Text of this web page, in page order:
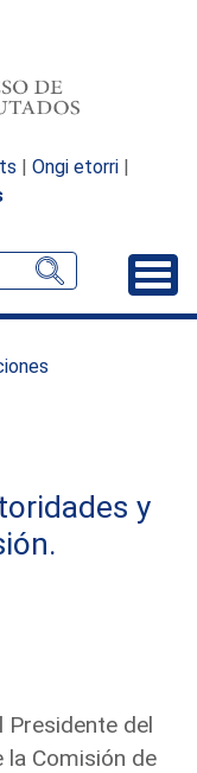
| Ongi etorri |
y
Presidente del
la Comisión de